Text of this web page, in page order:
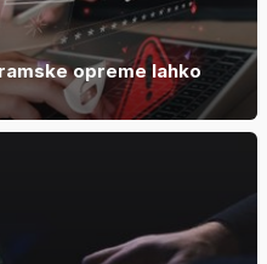
opreme lahko